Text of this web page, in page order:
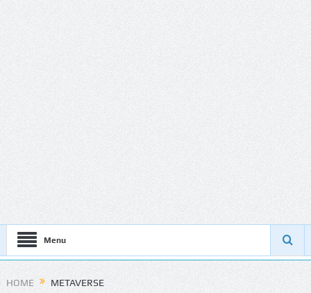
Menu
HOME METAVERSE